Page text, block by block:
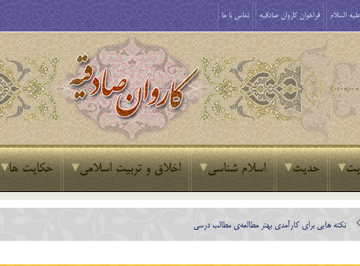
السلام فراخوان کاروان صادقیه تماس با ما
حدیث اسلام شناسی اخلاق و تربیت اسلامی حکایت ها
نكته ها‌یي براي كارآمدي بهتر مطالعه‌ي مطالب درسي